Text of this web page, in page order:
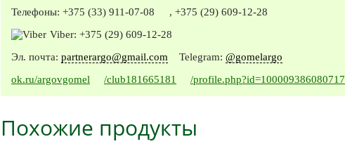
Телефоны: +375 (33) 911-07-08 , +375 (29) 609-12-28
Viber: +375 (29) 609-12-28
Эл. почта: partnerargo@gmail.com Telegram: @gomelargo
ok.ru/argovgomel
/club181665181 /profile.php?id=100009386080717
Похожие продукты